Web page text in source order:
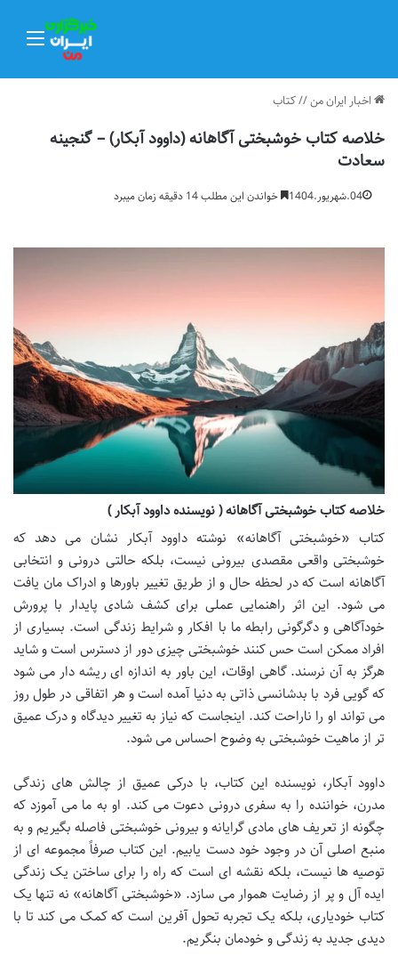
اخبار ایران من//کتاب
خلاصه کتاب خوشبختی آگاهانه (داوود آبکار) – گنجینه
سعادت
04.شهریور.1404 خواندن این مطلب 14 دقیقه زمان میبرد
خلاصه کتاب خوشبختی آگاهانه ( نویسنده داوود آبکار )
کتاب «خوشبختی آگاهانه» نوشته داوود آبکار نشان می دهد که
خوشبختی واقعی مقصدی بیرونی نیست، بلکه حالتی درونی و انتخابی
آگاهانه است که در لحظه حال و از طریق تغییر باورها و ادراک مان یافت
می شود. این اثر راهنمایی عملی برای کشف شادی پایدار با پرورش
خودآگاهی و دگرگونی رابطه ما با افکار و شرایط زندگی است. بسیاری از
افراد ممکن است حس کنند خوشبختی چیزی دور از دسترس است و شاید
هرگز به آن نرسند. گاهی اوقات، این باور به اندازه ای ریشه دار می شود
که گویی فرد با بدشانسی ذاتی به دنیا آمده است و هر اتفاقی در طول روز
می تواند او را ناراحت کند. اینجاست که نیاز به تغییر دیدگاه و درک عمیق
تر از ماهیت خوشبختی به وضوح احساس می شود.
داوود آبکار، نویسنده این کتاب، با درکی عمیق از چالش های زندگی
مدرن، خواننده را به سفری درونی دعوت می کند. او به ما می آموزد که
چگونه از تعریف های مادی گرایانه و بیرونی خوشبختی فاصله بگیریم و به
منبع اصلی آن در وجود خود دست یابیم. این کتاب صرفاً مجموعه ای از
توصیه ها نیست، بلکه نقشه ای است که راه را برای ساختن یک زندگی
ایده آل و پر از رضایت هموار می سازد. «خوشبختی آگاهانه» نه تنها یک
کتاب خودیاری، بلکه یک تجربه تحول آفرین است که کمک می کند تا با
دیدی جدید به زندگی و خودمان بنگریم.